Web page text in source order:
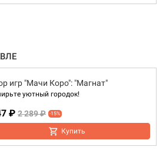
игр "Мачи Коро": "Магнат"
уютный городок!
₽ 2 289 ₽ -15%
Купить